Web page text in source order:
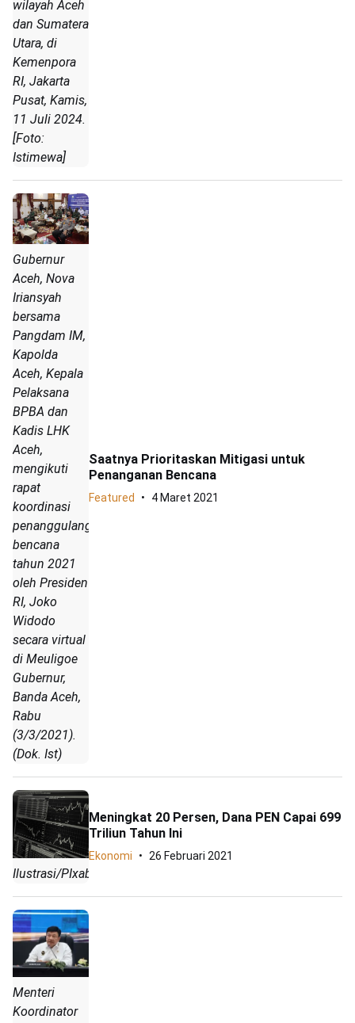
wilayah Aceh
dan Sumatera
Utara, di
Kemenpora
RI, Jakarta
Pusat, Kamis,
11 Juli 2024.
[Foto:
Istimewa]
Gubernur
Aceh, Nova
Iriansyah
bersama
Pangdam IM,
Kapolda
Aceh, Kepala
Pelaksana
BPBA dan
Kadis LHK
Aceh,
mengikuti
rapat
koordinasi
penanggulangan
bencana
tahun 2021
oleh Presiden
RI, Joko
Widodo
secara virtual
di Meuligoe
Gubernur,
Banda Aceh,
Rabu
(3/3/2021).
(Dok. Ist)
Saatnya Prioritaskan Mitigasi untuk
Penanganan Bencana
Featured 4 Maret 2021
Ilustrasi/PIxabay.
Meningkat 20 Persen, Dana PEN Capai 699
Triliun Tahun Ini
Ekonomi 26 Februari 2021
Menteri
Koordinator